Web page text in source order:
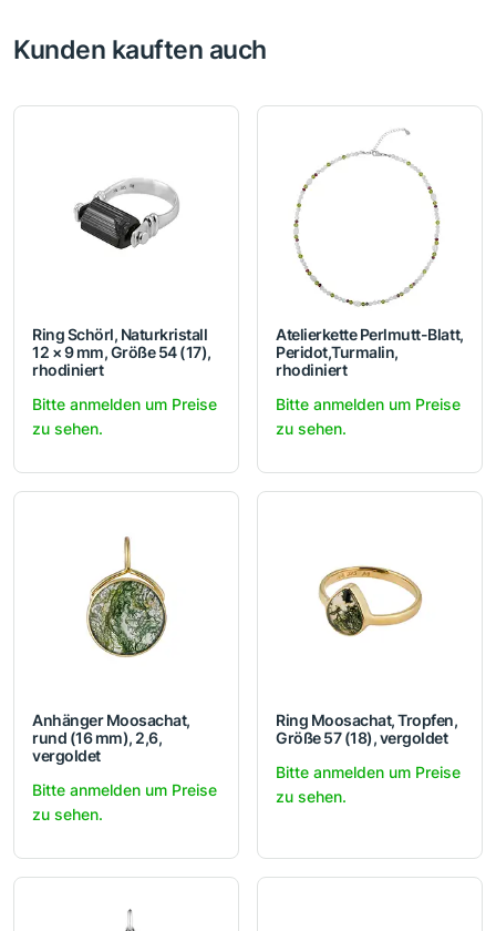
Kunden kauften auch
Ring Schörl, Naturkristall
12 × 9 mm, Größe 54 (17),
rhodiniert
Bitte anmelden um Preise
zu sehen.
Atelierkette Perlmutt-Blatt,
Peridot,Turmalin,
rhodiniert
Bitte anmelden um Preise
zu sehen.
Anhänger Moosachat,
rund (16 mm), 2,6,
vergoldet
Bitte anmelden um Preise
zu sehen.
Ring Moosachat, Tropfen,
Größe 57 (18), vergoldet
Bitte anmelden um Preise
zu sehen.